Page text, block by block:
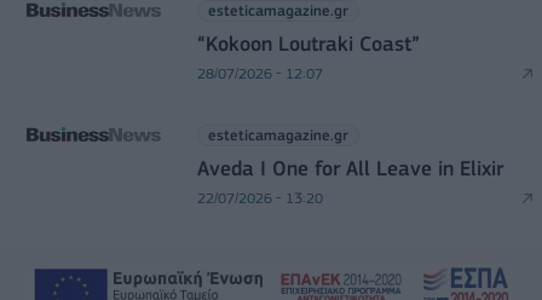
esteticamagazine.gr
“Kokoon Loutraki Coast”
28/07/2026 - 12:07
esteticamagazine.gr
Aveda I One for All Leave in Elixir
22/07/2026 - 13:20